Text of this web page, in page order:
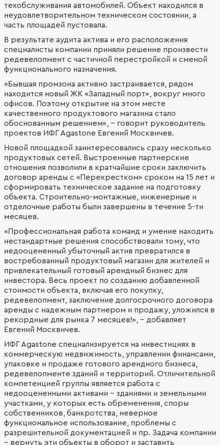
техобслуживания автомобилей. Объект находился в
неудовлетворительном техническом состоянии, а
часть площадей пустовала.
В результате аудита актива и его расположения
специалисты компании приняли решение произвести
редевелопмент с частичной перестройкой и сменой
функционального назначения.
«Бывшая промзона активно застраивается, рядом
находится новый ЖК «Западный порт», вокруг много
офисов. Поэтому открытие на этом месте
качественного продуктового магазина стало
обоснованным решением», - говорит руководитель
проектов ИФГ Agastone Евгений Москвичев.
Новой площадкой заинтересовались сразу несколько
продуктовых сетей. Выстроенные партнерские
отношения позволили в кратчайшие сроки заключить
договор аренды c «Перекрестком» сроком на 15 лет и
сформировать техническое задание на подготовку
объекта. Строительно-монтажные, инженерные и
отделочные работы были завершены в течение 5-ти
месяцев.
«Профессиональная работа команд и умение находить
нестандартные решения способствовали тому, что
недооцененный убыточный актив превратился в
востребованный продуктовый магазин для жителей и
привлекательный готовый арендный бизнес для
инвестора. Весь проект по созданию добавленной
стоимости объекта, включая его покупку,
редевелопмент, заключение долгосрочного договора
аренды с надежным партнером и продажу, уложился в
рекордные для рынка 7 месяцев!», - добавляет
Евгений Москвичев.
ИФГ Agastone специализируется на инвестициях в
коммерческую недвижимость, управлении финансами,
упаковке и продаже готового арендного бизнеса,
редевелопменте зданий и территорий. Отличительной
компетенцией группы является работа с
недооцененными активами - зданиями и земельными
участками, у которых есть обременения, споры
собственников, банкротства, неверное
функциональное использование, проблемы с
разрешительной документацией и пр. Задача компании
– вернуть эти объекты в оборот и заставить